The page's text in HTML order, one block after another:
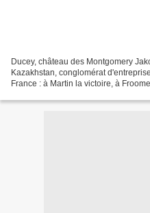
Ducey, château des Montgomery
Kazakhstan, conglomérat
France : à Martin la victoire, à
de-tony-martin-dans-le-contre-la-